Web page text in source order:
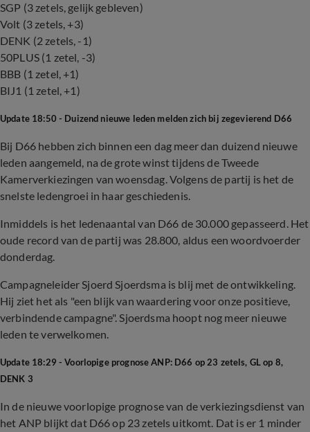
SGP (3 zetels, gelijk gebleven)
Volt (3 zetels, +3)
DENK (2 zetels, -1)
50PLUS (1 zetel, -3)
BBB (1 zetel, +1)
BIJ1 (1 zetel, +1)
Update 18:50 - Duizend nieuwe leden melden zich bij zegevierend D66
Bij D66 hebben zich binnen een dag meer dan duizend nieuwe
leden aangemeld, na de grote winst tijdens de Tweede
Kamerverkiezingen van woensdag. Volgens de partij is het de
snelste ledengroei in haar geschiedenis.
Inmiddels is het ledenaantal van D66 de 30.000 gepasseerd. Het
oude record van de partij was 28.800, aldus een woordvoerder
donderdag.
Campagneleider Sjoerd Sjoerdsma is blij met de ontwikkeling.
Hij ziet het als "een blijk van waardering voor onze positieve,
verbindende campagne". Sjoerdsma hoopt nog meer nieuwe
leden te verwelkomen.
Update 18:29 - Voorlopige prognose ANP: D66 op 23 zetels, GL op 8,
DENK 3
In de nieuwe voorlopige prognose van de verkiezingsdienst van
het ANP blijkt dat D66 op 23 zetels uitkomt. Dat is er 1 minder